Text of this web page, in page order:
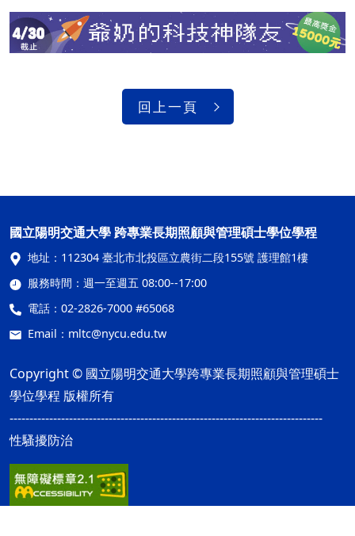
回上一頁
國立陽明交通大學 跨專業長期照顧與管理碩士學位學程
地址： 112304 臺北市北投區立農街二段155號 護理館1樓
服務時間： 週一至週五 08:00--17:00
電話： 02-2826-7000 #65068
Email： mltc@nycu.edu.tw
Copyright © 國立陽明交通大學跨專業長期照顧與管理碩士
學位學程 版權所有
-------------------------------------------------------------------------------
性騷擾防治